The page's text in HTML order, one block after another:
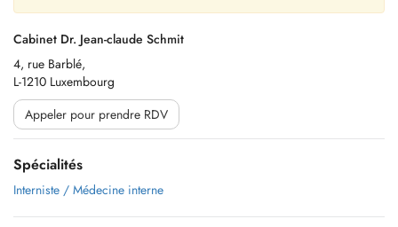
Cabinet Dr. Jean-claude Schmit
4, rue Barblé,
L-1210 Luxembourg
Appeler pour prendre RDV
Spécialités
Interniste / Médecine interne